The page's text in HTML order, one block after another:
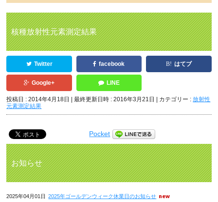
核種放射性元素測定結果
Twitter facebook はてブ
Google+ LINE
投稿日 : 2014年4月18日 最終更新日時 : 2016年3月21日 カテゴリー :放射性
元素測定結果
Pocket
お知らせ
2025年04月01日 2025年ゴールデンウィーク休業日のお知らせ